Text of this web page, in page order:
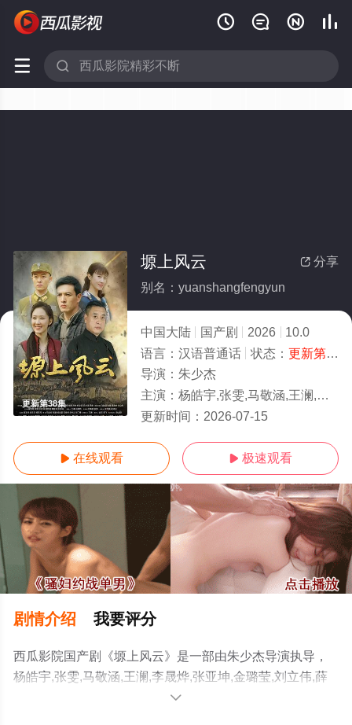
   
 
更新第38集
 分享
塬上风云
别名：yuanshangfengyun
中国大陆 国产剧 2026
10.0
语言： 汉语普通话 状态： 更新第38集
导演： 朱少杰
主演： 杨皓宇,张雯,马敬涵,王澜,李晟烨,张亚坤,金璐莹,刘立伟,薛奇
更新时间： 2026-07-15
 在线观看  极速观看
剧情介绍 我要评分
西瓜影院国产剧《塬上风云》是一部由朱少杰导演执导，
杨皓宇,张雯,马敬涵,王澜,李晟烨,张亚坤,金璐莹,刘立伟,薛
奇等演员精彩演绎的中国大陆电视剧，手机免费观看高清
